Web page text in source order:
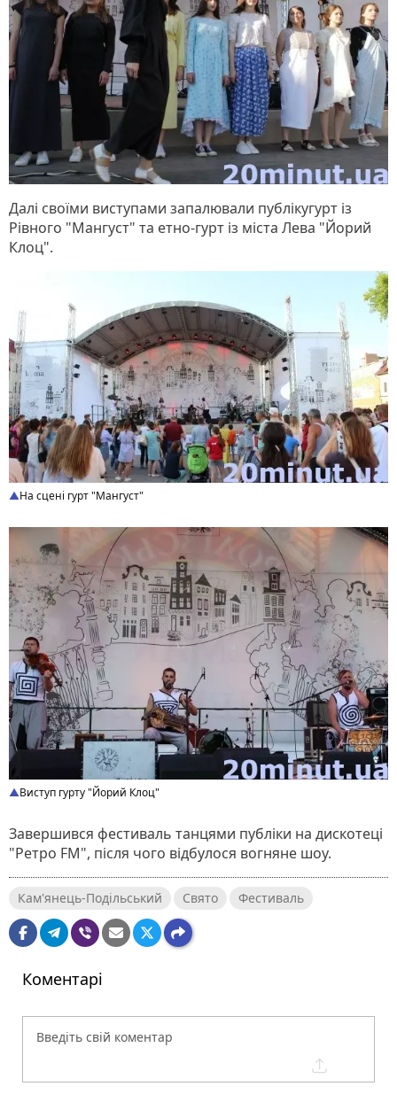
Далі своїми виступами запалювали публікугурт із
Рівного "Мангуст" та етно-гурт із міста Лева "Йорий
Клоц".
На сцені гурт "Мангуст"
Виступ гурту "Йорий Клоц"
Завершився фестиваль танцями публіки на дискотеці
"Ретро FM", після чого відбулося вогняне шоу.
Кам'янець-Подільський Свято Фестиваль
Коментарі